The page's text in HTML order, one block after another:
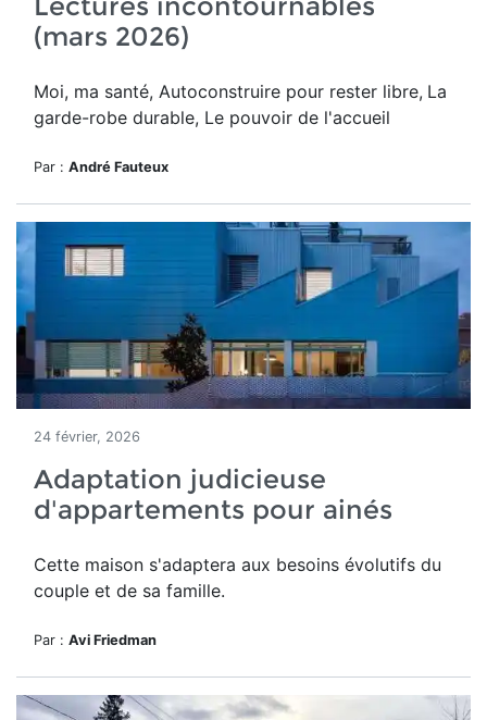
(mars 2026)
Moi, ma santé, Autoconstruire pour rester libre, La
garde-robe durable, Le pouvoir de l'accueil
Par : André Fauteux
24 février, 2026
Adaptation judicieuse
d'appartements pour ainés
Cette maison s'adaptera aux besoins évolutifs du
couple et de sa famille.
Par : Avi Friedman